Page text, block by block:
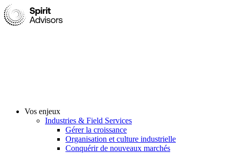
Vos enjeux
Industries & Field Services
Gérer la croissance
Organisation et culture industrielle
Conquérir de nouveaux marchés